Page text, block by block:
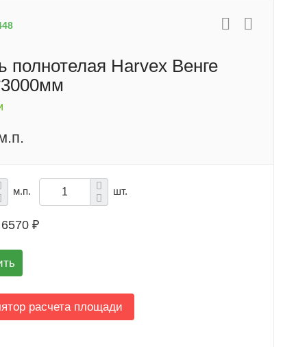
полнотелая Harvex Венге
м.п. шт.
6570 ₽
расчета площади